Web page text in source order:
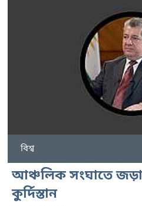
বিশ্ব
আঞ্চলিক সংঘাতে
কুর্দিস্তান